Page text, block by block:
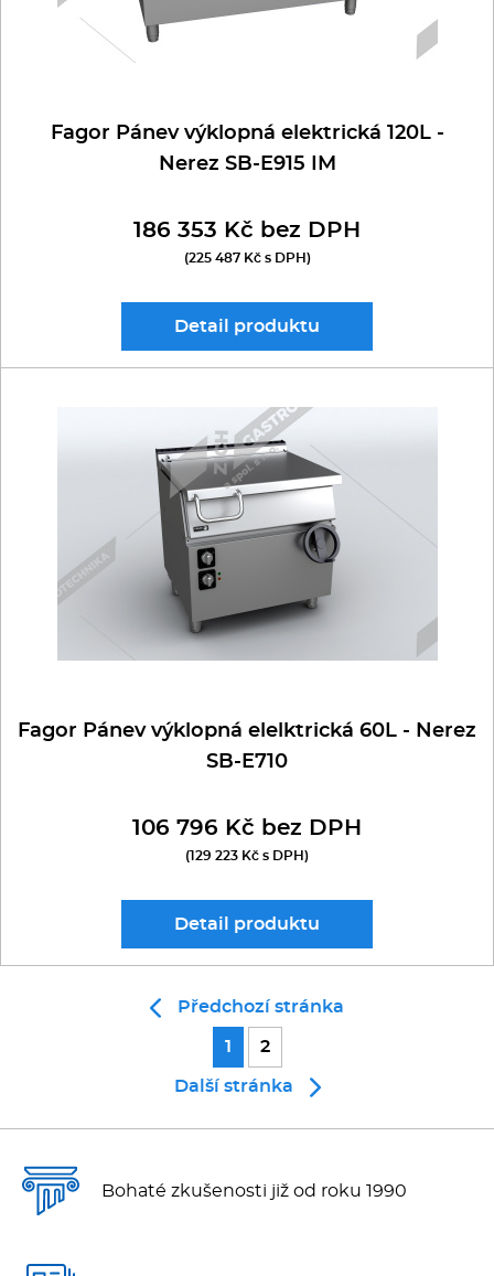
Fagor Pánev výklopná elektrická 120L -
Nerez SB-E915 IM
186 353 Kč bez DPH
(225 487 Kč s DPH)
Detail produktu
Fagor Pánev výklopná elelktrická 60L - Nerez
SB-E710
106 796 Kč bez DPH
(129 223 Kč s DPH)
Detail produktu
Předchozí stránka
1 2
Další stránka
Bohaté zkušenosti již od roku 1990